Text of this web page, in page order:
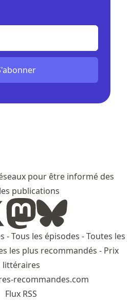
pour être informé des
publications
-Tous les épisodes -Toutes les
les plus recommandés - Prix
littéraires
recommandes.com
Flux RSS